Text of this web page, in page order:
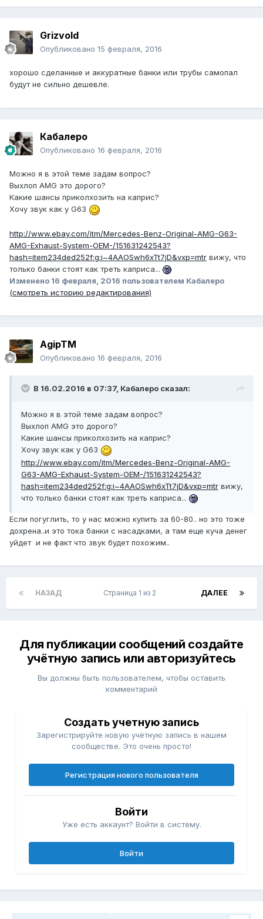
Grizvold
Опубликовано 15 февраля, 2016
хорошо сделанные и аккуратные банки или трубы самопал
будут не сильно дешевле.
Кабалеро
Опубликовано 16 февраля, 2016
Можно я в этой теме задам вопрос?
Выхлоп AMG это дорого?
Какие шансы приколхозить на каприс?
Хочу звук как у G63
http://www.ebay.com/itm/Mercedes-Benz-Original-AMG-G63-
AMG-Exhaust-System-OEM-/151631242543?
hash=item234ded252f:g:i~4AAOSwh6xTt7jD&vxp=mtr вижу, что
только банки стоят как треть каприса...
Изменено 16 февраля, 2016 пользователем Кабалеро
(смотреть историю редактирования)
AgipTM
Опубликовано 16 февраля, 2016
В 16.02.2016 в 07:37, Кабалеро сказал:
Можно я в этой теме задам вопрос?
Выхлоп AMG это дорого?
Какие шансы приколхозить на каприс?
Хочу звук как у G63
http://www.ebay.com/itm/Mercedes-Benz-Original-AMG-
G63-AMG-Exhaust-System-OEM-/151631242543?
hash=item234ded252f:g:i~4AAOSwh6xTt7jD&vxp=mtr вижу,
что только банки стоят как треть каприса...
Если погуглить, то у нас можно купить за 60-80.. но это тоже
дохрена..и это тока банки с насадками, а там еще куча денег
уйдет и не факт что звук будет похожим..
НАЗАД ДАЛЕЕ
Страница 1 из 2
Для публикации сообщений создайте
учётную запись или авторизуйтесь
Вы должны быть пользователем, чтобы оставить
комментарий
Создать учетную запись
Зарегистрируйте новую учётную запись в нашем
сообществе. Это очень просто!
Регистрация нового пользователя
Войти
Уже есть аккаунт? Войти в систему.
Войти